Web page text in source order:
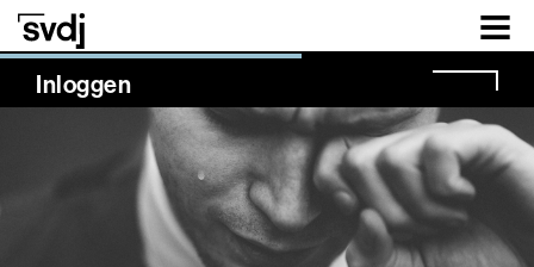
Naar hoofdinhoud
Inloggen
NaN%